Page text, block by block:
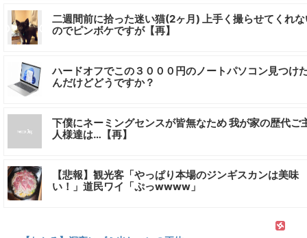
二週間前に拾った迷い猫(2ヶ月) 上手く撮らせてくれ
のでピンボケですが【再】
ハードオフでこの３０００円のノートパソコン見つけ
んだけどどうですか？
下僕にネーミングセンスが皆無なため 我が家の歴代ご
人様達は…【再】
【悲報】観光客「やっぱり本場のジンギスカンは美味
い！」道民ワイ「ぷっwwww」